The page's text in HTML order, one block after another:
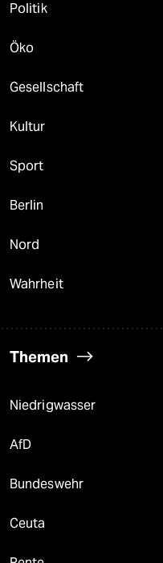
Politik
Öko
Gesellschaft
Kultur
Sport
Berlin
Nord
Wahrheit
Themen
Niedrigwasser
AfD
Bundeswehr
Ceuta